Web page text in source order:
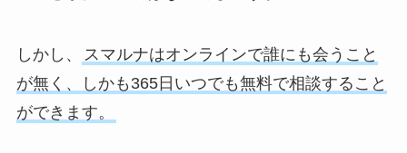
しかし、
スマルナはオンラインで誰にも会うこと
が無く、しかも365日いつでも無料で相談すること
ができます。